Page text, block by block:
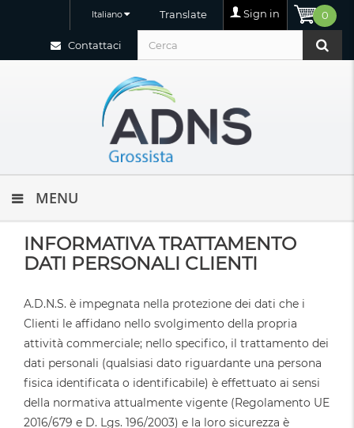
0
Sign in
Translate
Italiano
Contattaci
MENU
INFORMATIVA TRATTAMENTO
DATI PERSONALI CLIENTI
A.D.N.S. è impegnata nella protezione dei dati che i
Clienti le affidano nello svolgimento della propria
attività commerciale; nello specifico, il trattamento dei
dati personali (qualsiasi dato riguardante una persona
fisica identificata o identificabile) è effettuato ai sensi
della normativa attualmente vigente (Regolamento UE
2016/679 e D. Lgs. 196/2003) e la loro sicurezza è